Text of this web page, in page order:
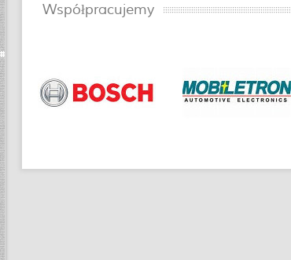
Współpracujemy